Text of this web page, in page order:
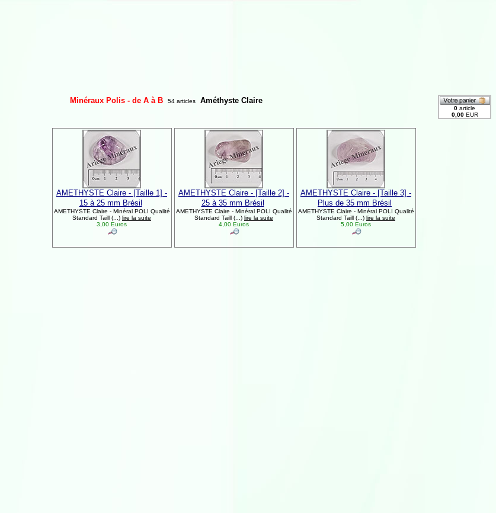
Minéraux Polis - de A à B 54 articles Améthyste Claire
AMETHYSTE Claire - [Taille 1] -
15 à 25 mm Brésil
AMETHYSTE Claire - Minéral POLI Qualité
Standard Taill (...) lire la suite
3,00 Euros
AMETHYSTE Claire - [Taille 2] -
25 à 35 mm Brésil
AMETHYSTE Claire - Minéral POLI Qualité
Standard Taill (...) lire la suite
4,00 Euros
AMETHYSTE Claire - [Taille 3] -
Plus de 35 mm Brésil
AMETHYSTE Claire - Minéral POLI Qualité
Standard Taill (...) lire la suite
5,00 Euros